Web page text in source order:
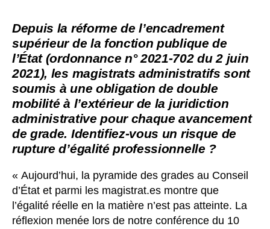
Depuis la réforme de l’encadrement
supérieur de la fonction publique de
l’État (ordonnance n° 2021-702 du 2 juin
2021), les magistrats administratifs sont
soumis à une obligation de double
mobilité à l’extérieur de la juridiction
administrative pour chaque avancement
de grade. Identifiez-vous un risque de
rupture d’égalité professionnelle ?
« Aujourd’hui, la pyramide des grades au Conseil
d’État et parmi les magistrat.es montre que
l’égalité réelle en la matière n’est pas atteinte. La
réflexion menée lors de notre conférence du 10